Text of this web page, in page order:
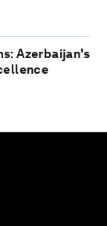
Azerbaijan's